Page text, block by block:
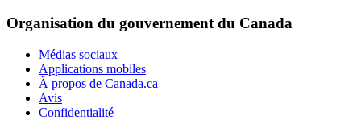
Organisation du gouvernement du Canada
Médias sociaux
Applications mobiles
À propos de Canada.ca
Avis
Confidentialité